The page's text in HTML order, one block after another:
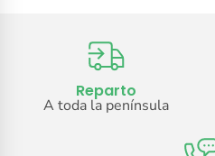
Reparto
A toda la península